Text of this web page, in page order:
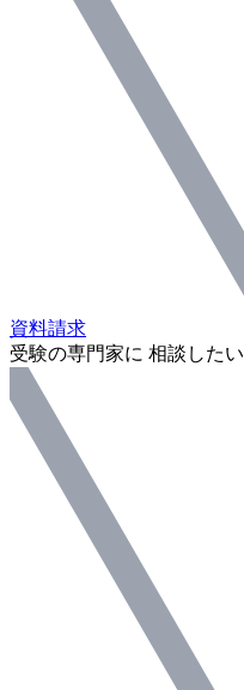
資料請求
受験の専門家に 相談したい